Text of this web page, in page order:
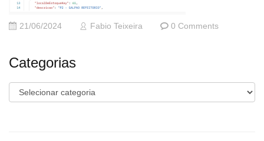
21/06/2024 Fabio Teixeira 0 Comments
Categorias
Categorias